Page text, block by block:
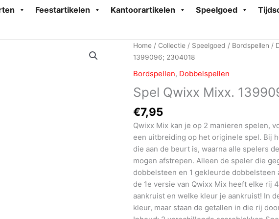
Feestartikelen Kantoorartikelen Speelgoed
Home / Collectie / Speelgoed / Bordspellen /
1399096; 2304018
Bordspellen, Dobbelspellen
Spel Qwixx Mixx.
€7,95
Qwixx Mix kan je op 2 manieren spelen,
een uitbreiding op het originele spel. Bij
die aan de beurt is, waarna alle spelers
mogen afstrepen. Alleen de speler die
dobbelsteen en 1 gekleurde
de 1e versie van Qwixx Mix heeft elke rij
aankruist en welke kleur je aankruist! In
kleur, maar staan de getallen in die rij